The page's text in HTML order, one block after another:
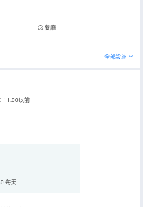
餐廳
全部設施
11:00以前
每天